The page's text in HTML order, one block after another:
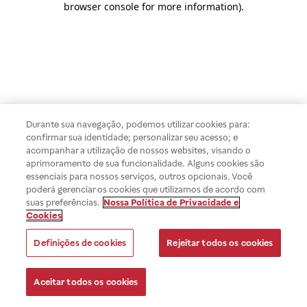
browser console for more information).
Durante sua navegação, podemos utilizar cookies para:
confirmar sua identidade; personalizar seu acesso; e
acompanhar a utilização de nossos websites, visando o
aprimoramento de sua funcionalidade. Alguns cookies são
essenciais para nossos serviços, outros opcionais. Você
poderá gerenciar os cookies que utilizamos de acordo com
suas preferências. Nossa Política de Privacidade e
Cookies
Definições de cookies Rejeitar todos os cookies
Aceitar todos os cookies